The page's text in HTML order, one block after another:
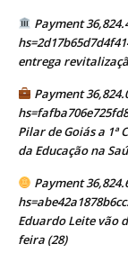
Payment
entrega
Payment
Pilar de Goiás a 1ª
da Educação na
Payment
Eduardo Leite vão
feira (28)